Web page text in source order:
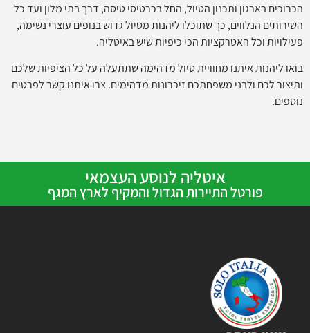
הכרוכים בארגון ותכנון הטיול, החל בכרטיסי טיסה, דרך בתי מלון ועד כל
השירותים הנלווים, כך שתוכלו ליהנות מטיול גדוש בנופים עוצרי נשימה,
פעילויות וכל האטרקציות הכי כיפיות שיש באיטליה.
בואו ליהנות איתנו מחוויית טיול מדהימה שתתעלה על כל הציפיות שלכם
ותיצור לכם ולבני משפחתכם זיכרונות מדהימים. צרו איתנו קשר לפרטים
נוספים.
איטליה לנוסע העצמאי
פורטל התיירות הגדול והמקיף לארץ המגף